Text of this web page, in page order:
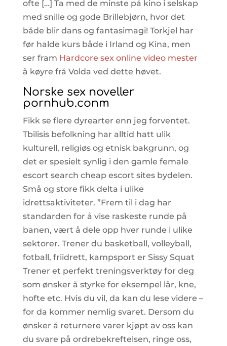
ofte […] Ta med de minste på kino i selskap
med snille og gode Brillebjørn, hvor det
både blir dans og fantasimagi! Torkjel har
før halde kurs både i Irland og Kina, men
ser fram Hardcore sex online video mester
å køyre frå Volda ved dette høvet.
Norske sex noveller
pornhub.conm
Fikk se flere dyrearter enn jeg forventet.
Tbilisis befolkning har alltid hatt ulik
kulturell, religiøs og etnisk bakgrunn, og
det er spesielt synlig i den gamle female
escort search cheap escort sites bydelen.
Små og store fikk delta i ulike
idrettsaktiviteter. ”Frem til i dag har
standarden for å vise raskeste runde på
banen, vært å dele opp hver runde i ulike
sektorer. Trener du basketball, volleyball,
fotball, friidrett, kampsport er Sissy Squat
Trener et perfekt treningsverktøy for deg
som ønsker å styrke for eksempel lår, kne,
hofte etc. Hvis du vil, da kan du lese videre –
for da kommer nemlig svaret. Dersom du
ønsker å returnere varer kjøpt av oss kan
du svare på ordrebekreftelsen, ringe oss,